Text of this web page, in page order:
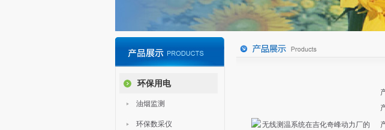
环保用电
油烟监测
环保数采仪